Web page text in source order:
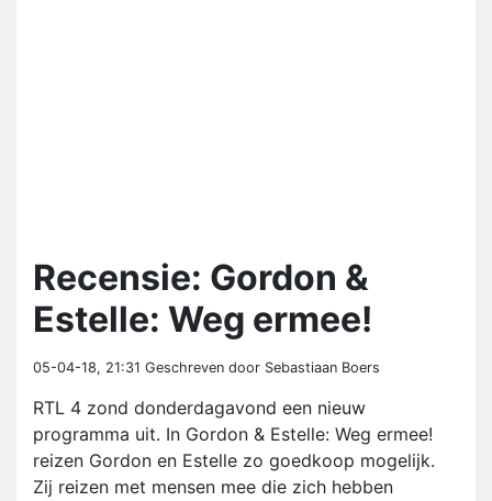
Recensie: Gordon &
Estelle: Weg ermee!
05-04-18, 21:31 Geschreven door Sebastiaan Boers
RTL 4 zond donderdagavond een nieuw
programma uit. In Gordon & Estelle: Weg ermee!
reizen Gordon en Estelle zo goedkoop mogelijk.
Zij reizen met mensen mee die zich hebben